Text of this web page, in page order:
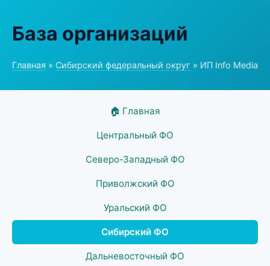
База организаций
Главная » Сибирский федеральный округ » ИП Info Media
🏠 Главная
Центральный ФО
Северо-Западный ФО
Приволжский ФО
Уральский ФО
Сибирский ФО
Дальневосточный ФО